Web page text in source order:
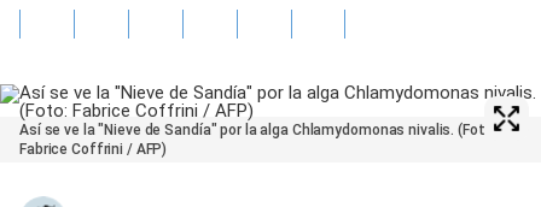
Así se ve la "Nieve de Sandía" por la alga Chlamydomonas nivalis. (Foto:
Fabrice Coffrini / AFP)